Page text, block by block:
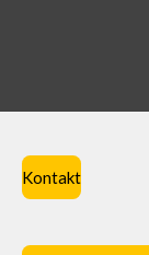
Kontakt